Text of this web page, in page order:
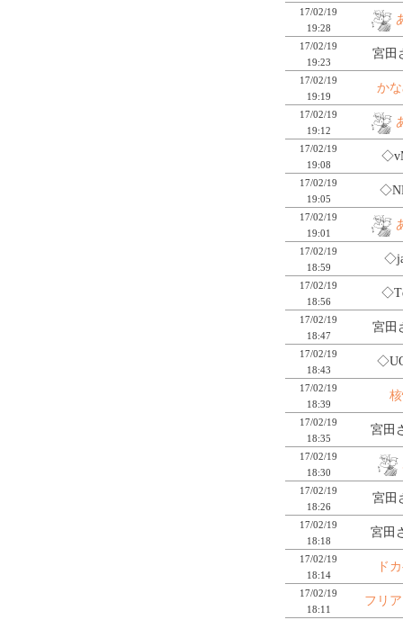
17/02/19
19:28
17/02/19
19:23
宮田
17/02/19
19:19
か
17/02/19
19:12
17/02/19
19:08
17/02/19
19:05
17/02/19
19:01
17/02/19
18:59
17/02/19
18:56
17/02/19
18:47
宮田
17/02/19
18:43
17/02/19
18:39
17/02/19
18:35
宮田
17/02/19
18:30
17/02/19
18:26
宮田
17/02/19
18:18
宮田
17/02/19
18:14
ド
17/02/19
18:11
フリ